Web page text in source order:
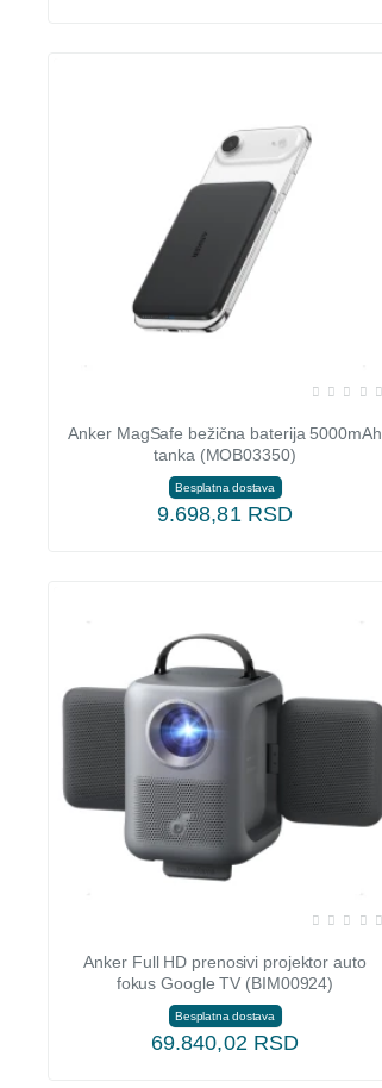
Anker MagSafe bežična baterija 5000mAh
tanka (MOB03350)
Besplatna dostava
9.698,81 RSD
Anker Full HD prenosivi projektor auto
fokus Google TV (BIM00924)
Besplatna dostava
69.840,02 RSD